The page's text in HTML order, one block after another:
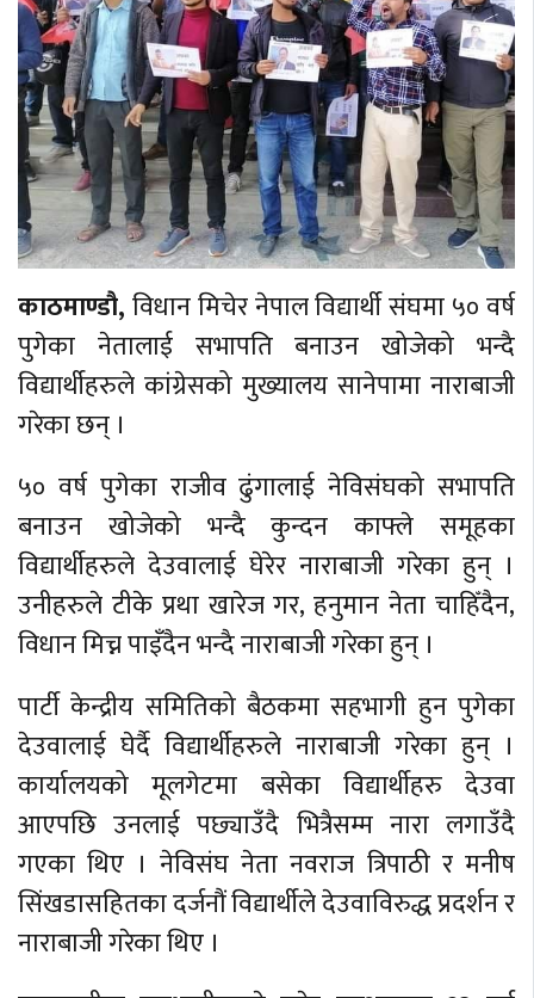
काठमाण्डौ,विधान मिचेर नेपाल विद्यार्थी संघमा ५० वर्ष
पुगेका नेतालाई सभापति बनाउन खोजेको भन्दै
विद्यार्थीहरुले कांग्रेसको मुख्यालय सानेपामा नाराबाजी
गरेका छन् ।
५० वर्ष पुगेका राजीव ढुंगालाई नेविसंघको सभापति
बनाउन खोजेको भन्दै कुन्दन काफ्ले समूहका
विद्यार्थीहरुले देउवालाई घेरेर नाराबाजी गरेका हुन् ।
उनीहरुले टीके प्रथा खारेज गर, हनुमान नेता चाहिँदैन,
विधान मिच्न पाइँदैन भन्दै नाराबाजी गरेका हुन् ।
पार्टी केन्द्रीय समितिको बैठकमा सहभागी हुन पुगेका
देउवालाई घेर्दै विद्यार्थीहरुले नाराबाजी गरेका हुन् ।
कार्यालयको मूलगेटमा बसेका विद्यार्थीहरु देउवा
आएपछि उनलाई पछ्याउँदै भित्रैसम्म नारा लगाउँदै
गएका थिए । नेविसंघ नेता नवराज त्रिपाठी र मनीष
सिंखडासहितका दर्जनौं विद्यार्थीले देउवाविरुद्ध प्रदर्शन र
नाराबाजी गरेका थिए ।